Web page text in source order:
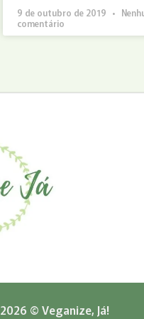
9 de outubro de 2019
comentário
2026 © Veganize, Já!